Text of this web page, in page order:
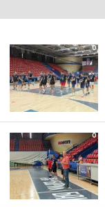
0
0